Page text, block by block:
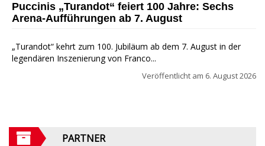
Puccinis „Turandot“ feiert 100 Jahre: Sechs
Arena-Aufführungen ab 7. August
„Turandot“ kehrt zum 100. Jubiläum ab dem 7. August in der
legendären Inszenierung von Franco...
Veröffentlicht am 6. August 2026
PARTNER